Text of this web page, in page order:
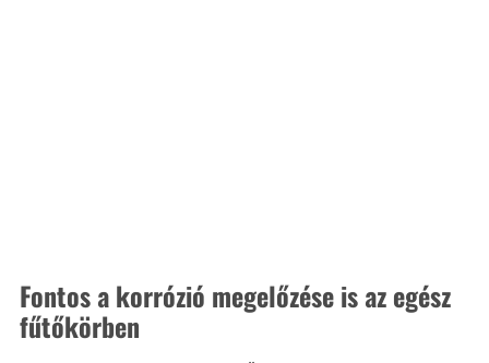
Fontos a korrózió megelőzése is az egész
fűtőkörben